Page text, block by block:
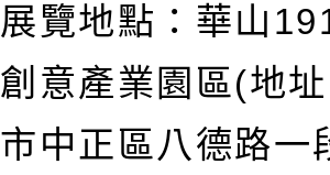
展覽地點：華山
創意產業園區(地
市中正區八德路一